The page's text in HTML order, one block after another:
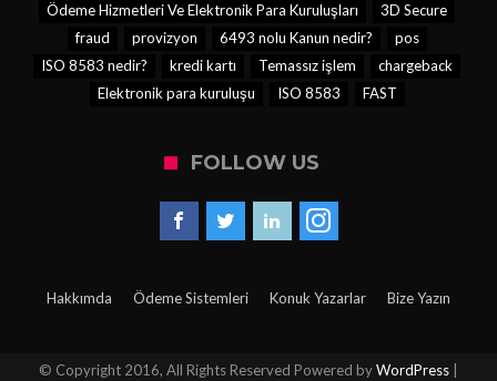
Ödeme Hizmetleri Ve Elektronik Para Kuruluşları
3D Secure
fraud
provizyon 6493 nolu Kanun nedir?
pos
ISO 8583 nedir?
kredi kartı Temassız işlem
chargeback
Elektronik para kuruluşu
ISO 8583 FAST
FOLLOW US
Hakkımda Ödeme Sistemleri Konuk Yazarlar Bize Yazın
© Copyright 2016, All Rights Reserved Powered byWordPress